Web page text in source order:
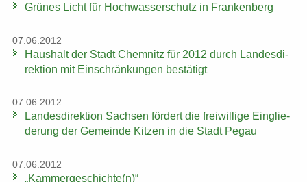
Grü­nes Licht für Hoch­was­ser­schutz in Fran­ken­berg
07.06.2012
Haus­halt der Stadt Chem­nitz für 2012 durch Lan­des­di­
rek­ti­on mit Ein­schrän­kun­gen be­stä­tigt
07.06.2012
Lan­des­di­rek­ti­on Sach­sen för­dert die frei­wil­li­ge Ein­glie­
de­rung der Ge­mein­de Kit­zen in die Stadt Pegau
07.06.2012
„Kam­mer­ge­schich­te(n)“